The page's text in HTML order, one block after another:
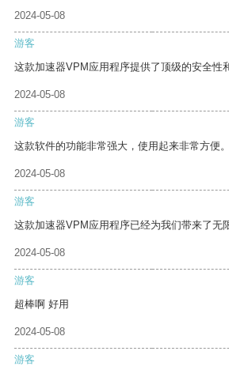
2024-05-08
游客
这款加速器VPM应用程序提供了顶级的安全性
2024-05-08
游客
这款软件的功能非常强大，使用起来非常方便。
2024-05-08
游客
这款加速器VPM应用程序已经为我们带来了无
2024-05-08
游客
超棒啊 好用
2024-05-08
游客